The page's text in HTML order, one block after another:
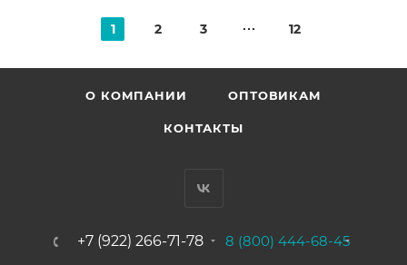
1 2 3 12
О КОМПАНИИ ОПТОВИКАМ
КОНТАКТЫ
+7 (922) 266-71-78 8 (800) 444-68-45